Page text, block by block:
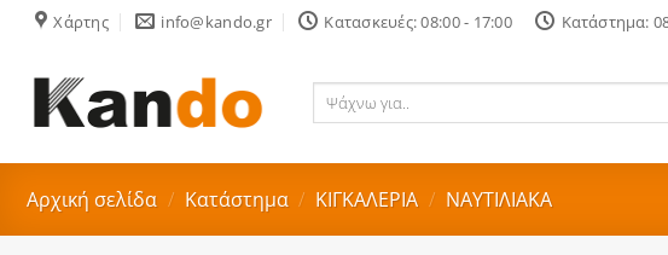
Skip
content
Χάρτης info@kando.gr Κατασκευές: 08:00 - 17:00 Κατάστημα:
Ψάχνω
Αρχική σελίδα / Κατάστημα / ΚΙΓΚΑΛΕΡΙΑ / ΝΑΥΤΙΛΙΑΚΑ